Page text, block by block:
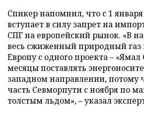
Спикер напомнил, что с 1 января
вступает в силу запрет на
СПГ на европейский рынок. «В
весь сжиженный природный газ
Европу с одного проекта –
месяцы поставлять
западном направлении, потому
часть Севморпути с ноября по
толстым льдом», – указал